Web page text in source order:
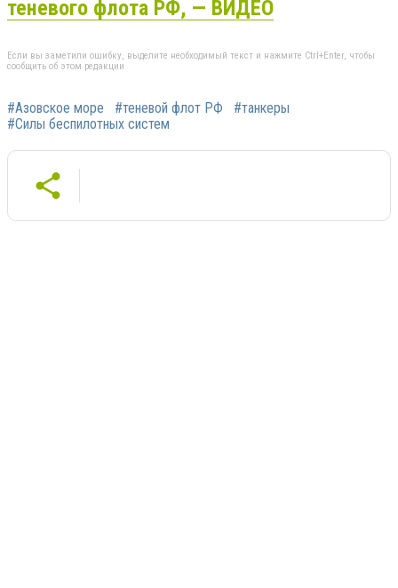
теневого флота РФ, — ВИДЕО
Если вы заметили ошибку, выделите необходимый текст и нажмите Ctrl+Enter, чтобы
сообщить об этом редакции
#Азовское море #теневой флот РФ
#танкеры
#Силы беспилотных систем